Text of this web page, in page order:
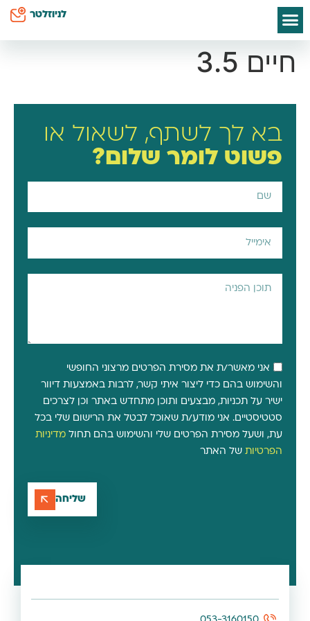
לתוכן
לניוזלטר
חיים 3.5
בא לך לשתף, לשאול או
פשוט לומר שלום?
אני מאשר/ת את מסירת הפרטים מרצוני החופשי
והשימוש בהם כדי ליצור איתי קשר, לרבות באמצעות דיוור
ישיר על תכניות, מבצעים ותוכן מתחדש באתר וכן לצרכים
סטטיסטיים. אני מודע/ת שאוכל לבטל את הרישום שלי בכל
עת, ושעל מסירת הפרטים שלי והשימוש בהם תחול מדיניות
הפרטיות של האתר
שליחה